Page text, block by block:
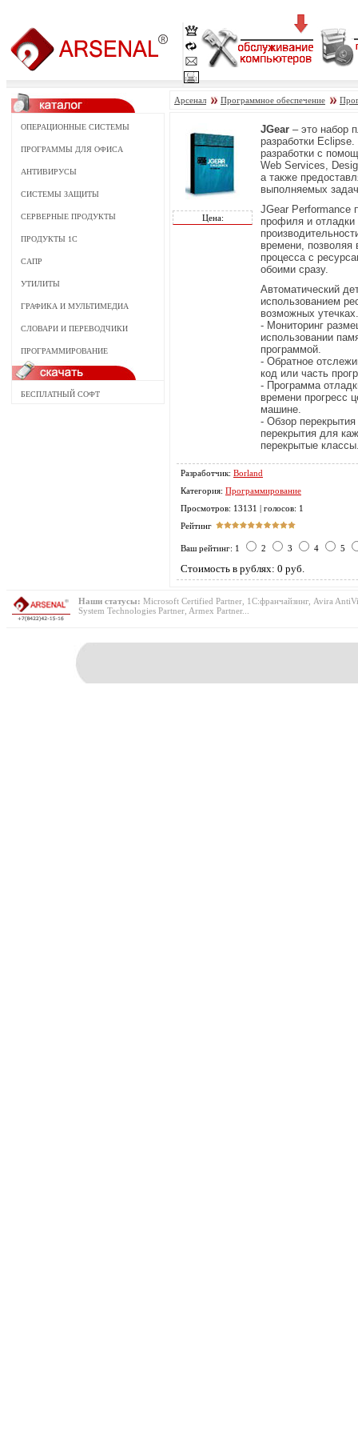
ОПЕРАЦИОННЫЕ СИСТЕМЫ
ПРОГРАММЫ ДЛЯ ОФИСА
АНТИВИРУСЫ
СИСТЕМЫ ЗАЩИТЫ
СЕРВЕРНЫЕ ПРОДУКТЫ
ПРОДУКТЫ 1С
САПР
УТИЛИТЫ
ГРАФИКА И МУЛЬТИМЕДИА
СЛОВАРИ И ПЕРЕВОДЧИКИ
ПРОГРАММИРОВАНИЕ
БЕСПЛАТНЫЙ СОФТ
Арсенал Программное обеспечение
Цена:
JGear – это набор
разработки
разработки с
Web Services,
а также
выполняемых
JGear Performance
профиля и
времени, позволяя
процесса с
обоими сразу.
Автоматический
использованием
возможных утечках.
- Мониторинг
использовании
программой.
- Обратное
код или часть
- Программа
времени прогресс
машине.
- Обзор
перекрытия для
перекрытые
Разработчик: Borland
Категория: Программирование
Просмотров: 13131 | голосов: 1
Рейтинг
Ваш рейтинг: 1 2 3 4 5
Стоимость в рублях: 0 руб.
Наши статусы: Microsoft Certified Partner, 1С:франчайзинг, Avira
System Technologies Partner, Armex Partner...